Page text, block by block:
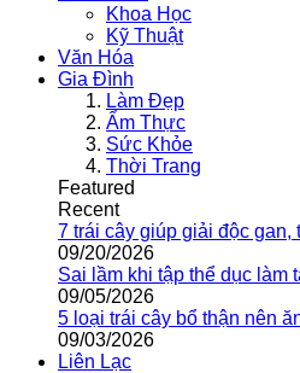
Khoa Học
Kỹ Thuật
Văn Hóa
Gia Đình
Làm Đẹp
Ẩm Thực
Sức Khỏe
Thời Trang
Featured
Recent
7 trái cây giúp giải độc gan,
09/20/2026
Sai lầm khi tập thể dục làm
09/05/2026
5 loại trái cây bổ thận nên
09/03/2026
Liên Lạc